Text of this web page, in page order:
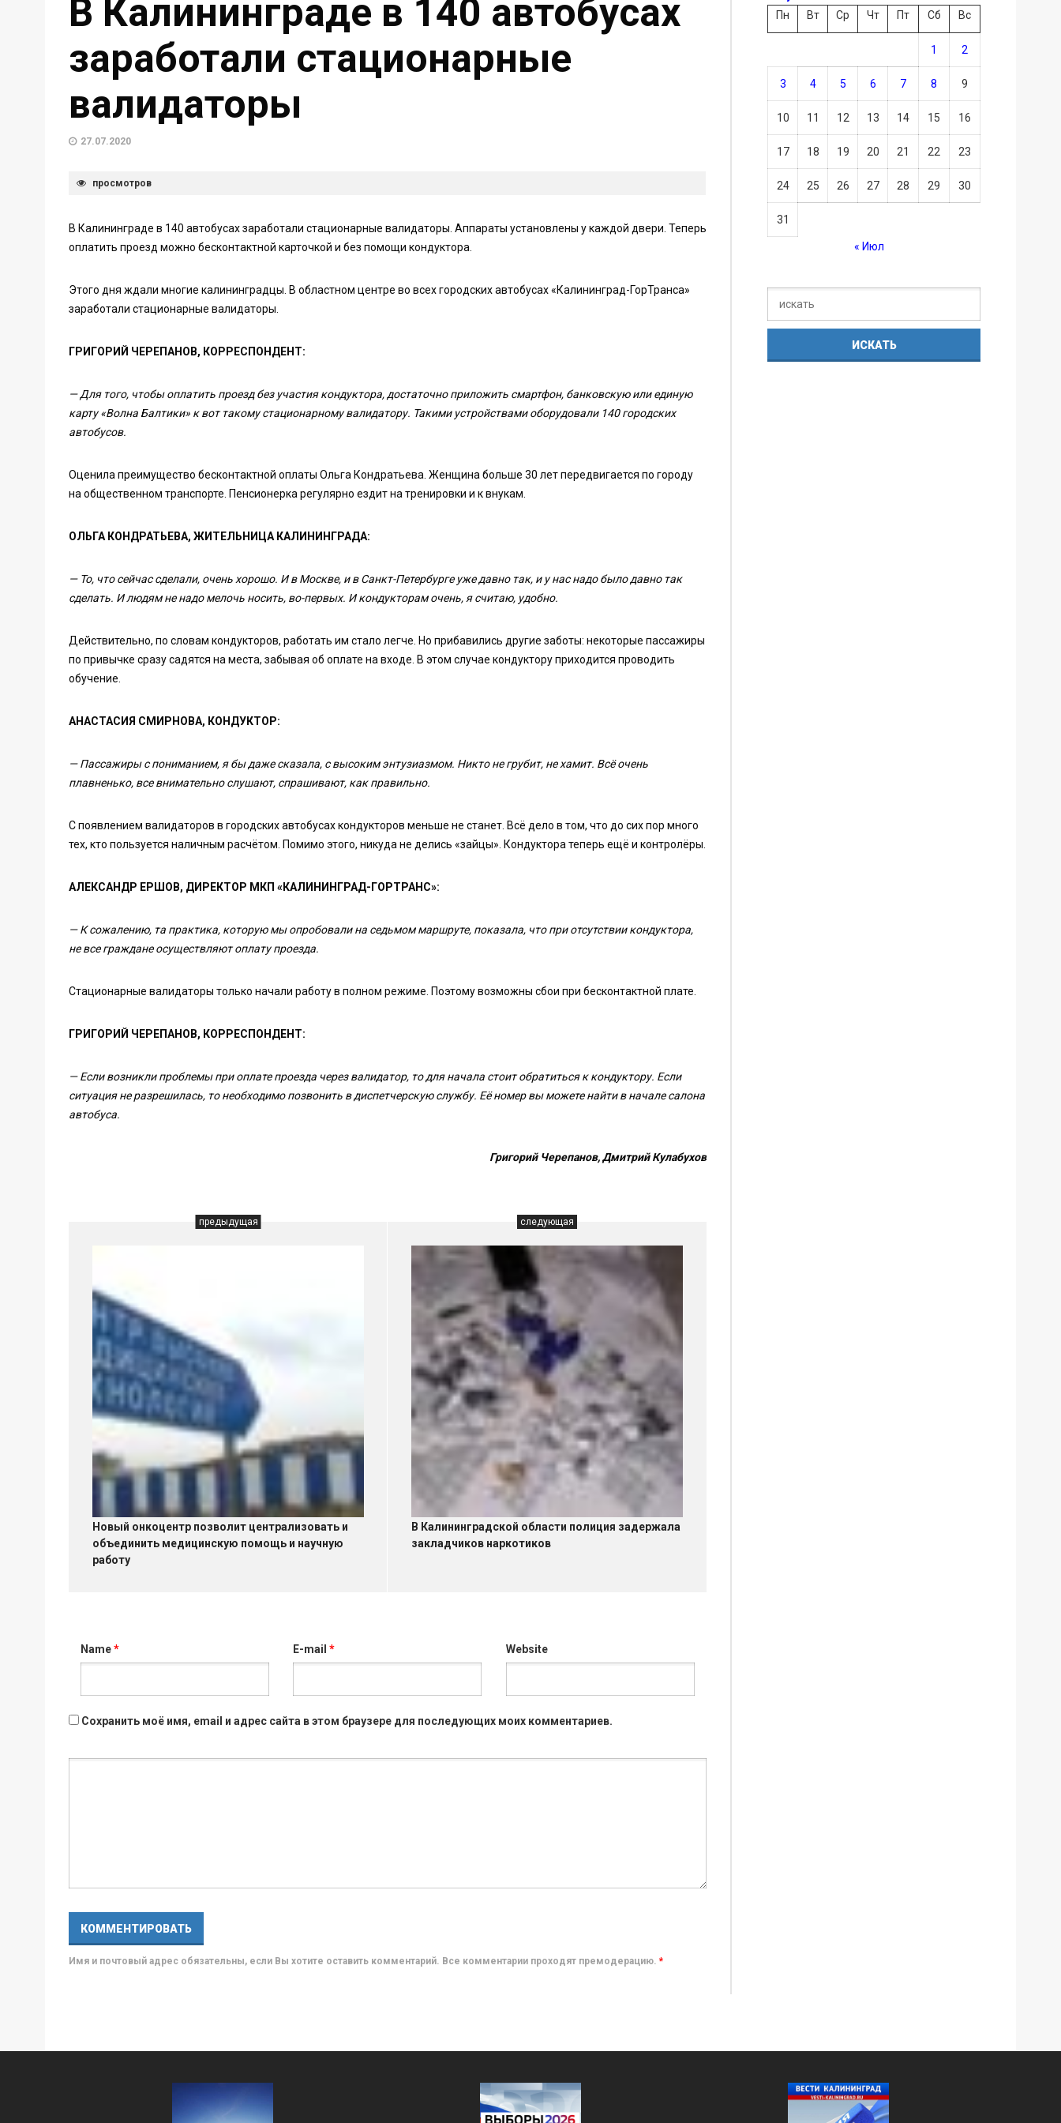
В Калининграде в 140 автобусах
заработали стационарные
валидаторы
27.07.2020
просмотров
В Калининграде в 140 автобусах заработали стационарные валидаторы. Аппараты установлены у каждой двери. Теперь
оплатить проезд можно бесконтактной карточкой и без помощи кондуктора.
Этого дня ждали многие калининградцы. В областном центре во всех городских автобусах «Калининград-ГорТранса»
заработали стационарные валидаторы.
ГРИГОРИЙ ЧЕРЕПАНОВ, КОРРЕСПОНДЕНТ:
— Для того, чтобы оплатить проезд без участия кондуктора, достаточно приложить смартфон, банковскую или единую
карту «Волна Балтики» к вот такому стационарному валидатору. Такими устройствами оборудовали 140 городских
автобусов.
Оценила преимущество бесконтактной оплаты Ольга Кондратьева. Женщина больше 30 лет передвигается по городу
на общественном транспорте. Пенсионерка регулярно ездит на тренировки и к внукам.
ОЛЬГА КОНДРАТЬЕВА, ЖИТЕЛЬНИЦА КАЛИНИНГРАДА:
— То, что сейчас сделали, очень хорошо. И в Москве, и в Санкт-Петербурге уже давно так, и у нас надо было давно так
сделать. И людям не надо мелочь носить, во-первых. И кондукторам очень, я считаю, удобно.
Действительно, по словам кондукторов, работать им стало легче. Но прибавились другие заботы: некоторые пассажиры
по привычке сразу садятся на места, забывая об оплате на входе. В этом случае кондуктору приходится проводить
обучение.
АНАСТАСИЯ СМИРНОВА, КОНДУКТОР:
— Пассажиры с пониманием, я бы даже сказала, с высоким энтузиазмом. Никто не грубит, не хамит. Всё очень
плавненько, все внимательно слушают, спрашивают, как правильно.
С появлением валидаторов в городских автобусах кондукторов меньше не станет. Всё дело в том, что до сих пор много
тех, кто пользуется наличным расчётом. Помимо этого, никуда не делись «зайцы». Кондуктора теперь ещё и контролёры.
АЛЕКСАНДР ЕРШОВ, ДИРЕКТОР МКП «КАЛИНИНГРАД-ГОРТРАНС»:
— К сожалению, та практика, которую мы опробовали на седьмом маршруте, показала, что при отсутствии кондуктора,
не все граждане осуществляют оплату проезда.
Стационарные валидаторы только начали работу в полном режиме. Поэтому возможны сбои при бесконтактной плате.
ГРИГОРИЙ ЧЕРЕПАНОВ, КОРРЕСПОНДЕНТ:
— Если возникли проблемы при оплате проезда через валидатор, то для начала стоит обратиться к кондуктору. Если
ситуация не разрешилась, то необходимо позвонить в диспетчерскую службу. Её номер вы можете найти в начале салона
автобуса.
Григорий Черепанов, Дмитрий Кулабухов
предыдущая
Новый онкоцентр позволит централизовать и
объединить медицинскую помощь и научную
работу
следующая
В Калининградской области полиция задержала
закладчиков наркотиков
Name* E-mail* Website
Сохранить моё имя, email и адрес сайта в этом браузере для последующих моих комментариев.
Имя и почтовый адрес обязательны, если Вы хотите оставить комментарий. Все комментарии проходят премодерацию. *
Пн
Вт Ср Чт Пт Сб Вс
1 2
3 4 5 6 7 8 9
10 11 12 13 14 15 16
17 18 19 20 21 22 23
24 25 26 27 28 29 30
31
« Июл